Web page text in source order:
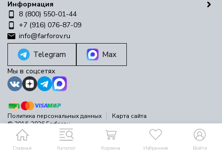
Главная Каталог Корзина Избранное Войти
Информация
8 (800) 550-01-44
+7 (916) 076-87-09
info@farforov.ru
Telegram Max
Мы в соцсетях
Политика персональных данных
Карта сайта
© 2016-2026 Farforov
Разработано в
bodysite.ru